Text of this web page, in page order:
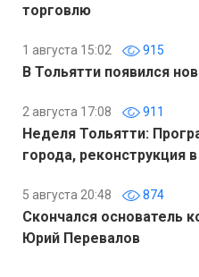
торговлю
1 августа 15:02 915
В Тольятти появился
2 августа 17:08 911
Неделя Тольятти:
города, реконструкция
5 августа 20:48 874
Скончался основатель
Юрий Перевалов